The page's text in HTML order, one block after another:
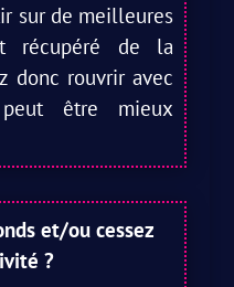
sur de meilleures
récupéré de la
donc rouvrir avec
être mieux
et/ou cessez
?